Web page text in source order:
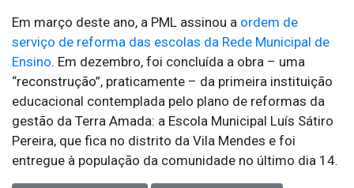
Em março deste ano, a PML assinou a ordem de
serviço de reforma das escolas da Rede Municipal de
Ensino. Em dezembro, foi concluída a obra – uma
“reconstrução”, praticamente – da primeira instituição
educacional contemplada pelo plano de reformas da
gestão da Terra Amada: a Escola Municipal Luís Sátiro
Pereira, que fica no distrito da Vila Mendes e foi
entregue à população da comunidade no último dia 14.